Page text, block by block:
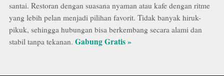
santai. Restoran dengan suasana nyaman atau kafe dengan ritme
yang lebih pelan menjadi pilihan favorit. Tidak banyak hiruk-
pikuk, sehingga hubungan bisa berkembang secara alami dan
stabil tanpa tekanan. Gabung Gratis »